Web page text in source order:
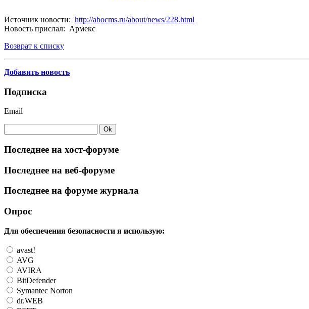
Источник новости: http://abocms.ru/about/news/228.html
Новость прислал: Армекс
Возврат к списку
Добавить новость
Подписка
Email
Последнее на хост-форуме
Последнее на веб-форуме
Последнее на форуме журнала
Опрос
Для обеспечения безопасности я использую:
avast!
AVG
AVIRA
BitDefender
Symantec Norton
dr.WEB